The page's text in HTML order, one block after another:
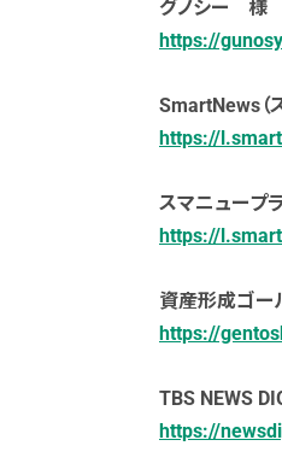
グノシー 様
https://
SmartNews（
https://
スマニュープ
https://
資産形成ゴ
https://
TBS NEWS
https://